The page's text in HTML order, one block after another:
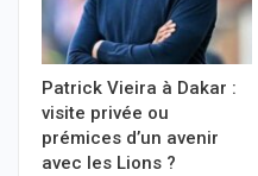
Patrick Vieira à Dakar :
visite privée ou
prémices d’un avenir
avec les Lions ?